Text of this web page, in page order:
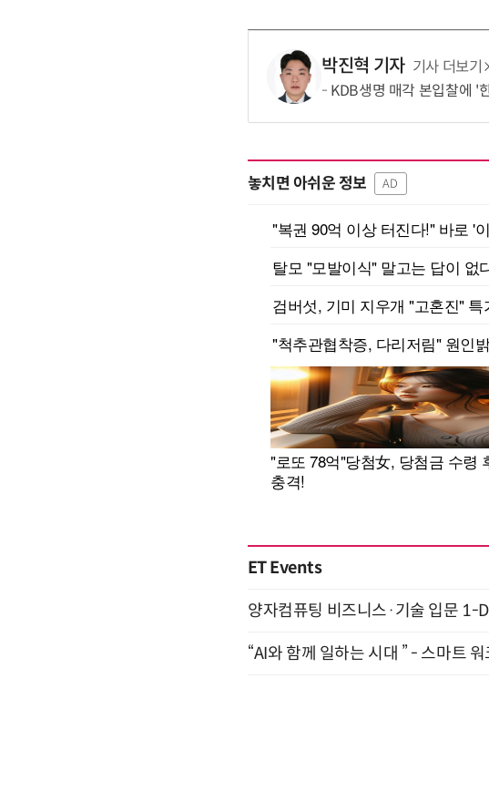
박진혁 기자 기사 더보기
KDB생명 매각 본입찰에 '
놓치면 아쉬운 정보 AD
ET Events
양자컴퓨팅 비즈니스·기술 입문 1-
“AI와 함께 일하는 시대 ” - 스마트